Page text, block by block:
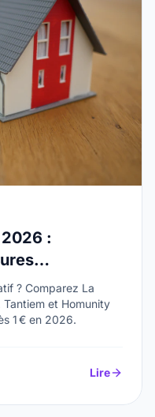
:
? Comparez La
Tantiem et Homunity
1 € en 2026.
Lire